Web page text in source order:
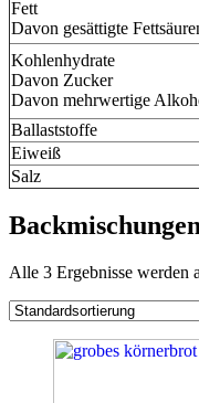
Fett
Davon gesättigte
Kohlenhydrate
Davon Zucker
Davon mehrwertige
Ballaststoffe
Eiweiß
Salz
Alle 3 Ergebnisse werden